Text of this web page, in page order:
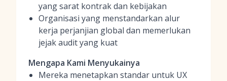
yang sarat kontrak dan kebijakan
Organisasi yang menstandarkan alur
kerja perjanjian global dan memerlukan
jejak audit yang kuat
Mengapa Kami Menyukainya
Mereka menetapkan standar untuk UX